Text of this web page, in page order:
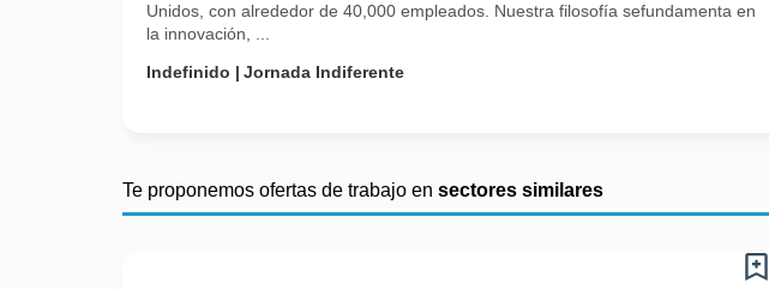
Unidos, con alrededor de 40,000 empleados. Nuestra filosofía sefundamenta en
la innovación, ...
Indefinido
Jornada Indiferente
Te proponemos ofertas de trabajo en sectores similares